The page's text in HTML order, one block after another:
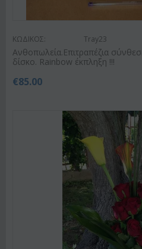
ΚΩΔΙΚΟΣ: Tray23
Ανθοπωλεία.Επιτραπέζια
δίσκο. Rainbow έκπληξη !!!
€85.00